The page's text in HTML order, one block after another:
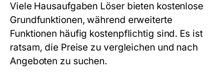
Viele Hausaufgaben Löser bieten kostenlose
Grundfunktionen, während erweiterte
Funktionen häufig kostenpflichtig sind. Es ist
ratsam, die Preise zu vergleichen und nach
Angeboten zu suchen.